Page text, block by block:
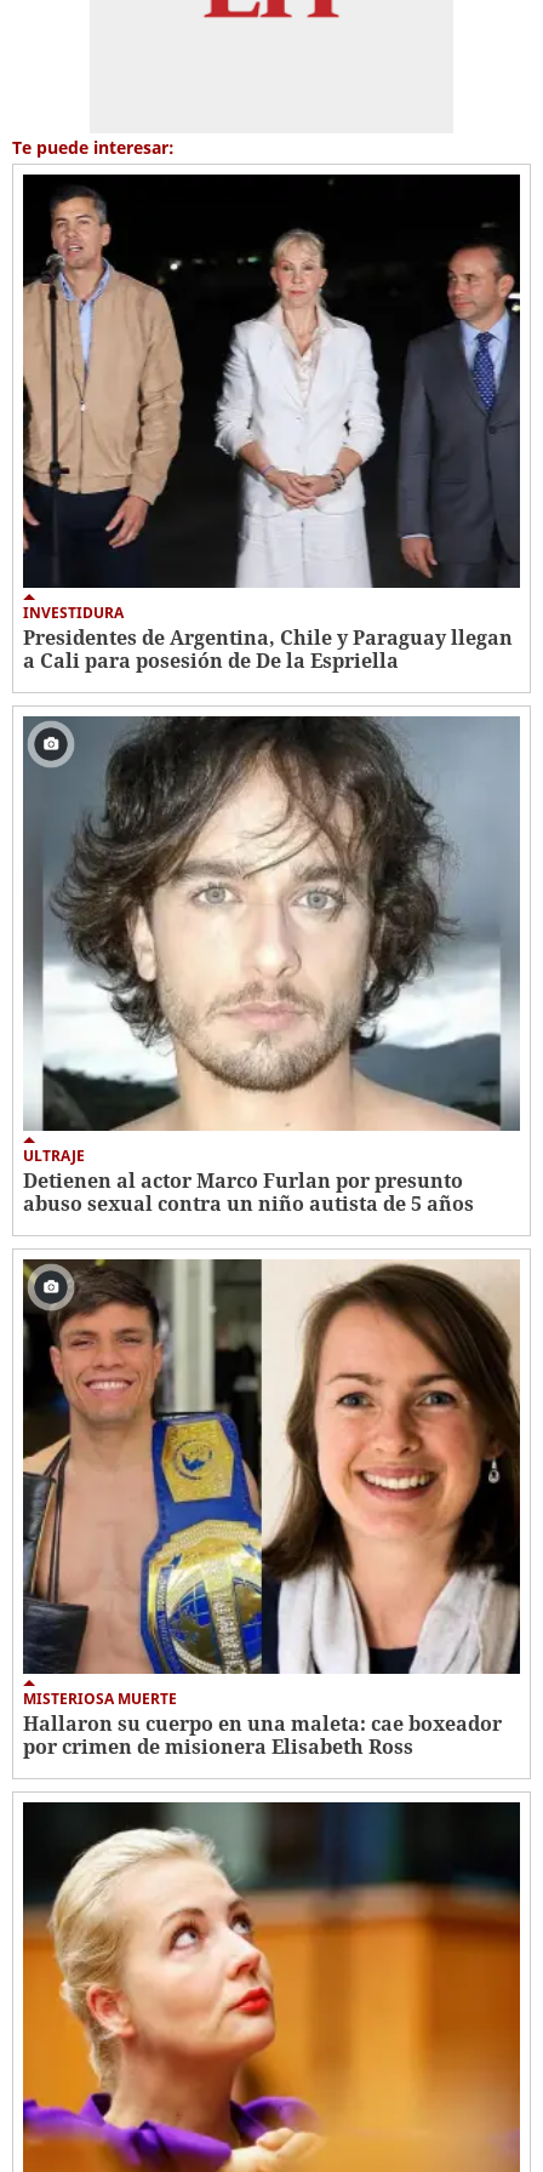
Te puede interesar:
INVESTIDURA
Presidentes de Argentina, Chile y Paraguay llegan
a Cali para posesión de De la Espriella
ULTRAJE
Detienen al actor Marco Furlan por presunto
abuso sexual contra un niño autista de 5 años
MISTERIOSA MUERTE
Hallaron su cuerpo en una maleta: cae boxeador
por crimen de misionera Elisabeth Ross